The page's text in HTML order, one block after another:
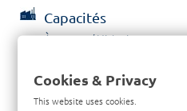
Capacités
À propos / Historique
Contactez nous
Cookies & Privacy
This website uses cookies.